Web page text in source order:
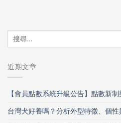
近期文章
【會員點數系統升級公告】點數新
台灣犬好養嗎？分析外型特徵、個